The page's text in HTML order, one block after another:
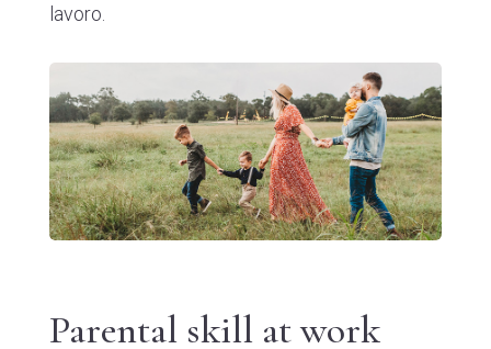
lavoro.
Parental skill at work